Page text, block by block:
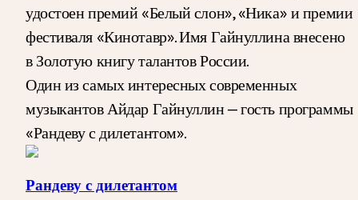
удостоен премий «Белый слон», «Ника» и премии
фестиваля «Кинотавр». Имя Гайнуллина внесено
в Золотую книгу талантов России.
Один из самых интересных современных
музыкантов Айдар Гайнуллин — гость программы
«Рандеву с дилетантом».
Рандеву с дилетантом